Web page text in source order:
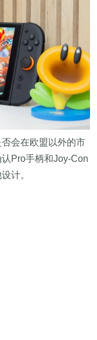
会在欧盟以外的市
Pro手柄和Joy-Con
计。